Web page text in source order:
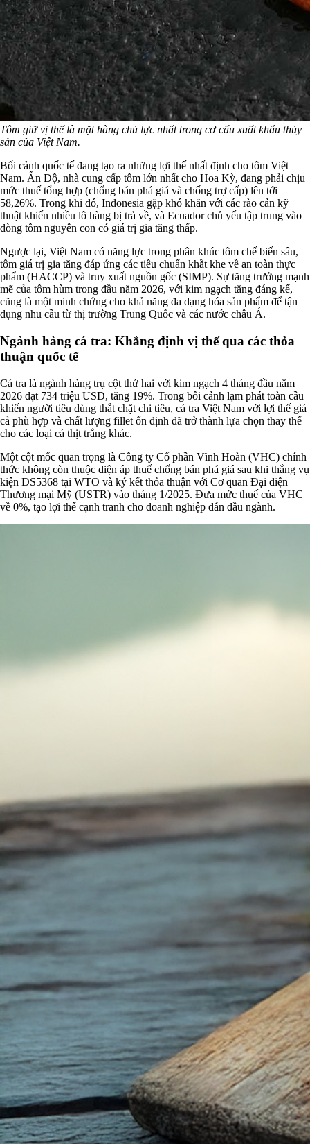
Tôm giữ vị thế là mặt hàng chủ lực nhất trong cơ cấu xuất khẩu thủy
sản của Việt Nam.
Bối cảnh quốc tế đang tạo ra những lợi thế nhất định cho tôm Việt
Nam. Ấn Độ, nhà cung cấp tôm lớn nhất cho Hoa Kỳ, đang phải chịu
mức thuế tổng hợp (chống bán phá giá và chống trợ cấp) lên tới
58,26%. Trong khi đó, Indonesia gặp khó khăn với các rào cản kỹ
thuật khiến nhiều lô hàng bị trả về, và Ecuador chủ yếu tập trung vào
dòng tôm nguyên con có giá trị gia tăng thấp.
Ngược lại, Việt Nam có năng lực trong phân khúc tôm chế biến sâu,
tôm giá trị gia tăng đáp ứng các tiêu chuẩn khắt khe về an toàn thực
phẩm (HACCP) và truy xuất nguồn gốc (SIMP). Sự tăng trưởng mạnh
mẽ của tôm hùm trong đầu năm 2026, với kim ngạch tăng đáng kể,
cũng là một minh chứng cho khả năng đa dạng hóa sản phẩm để tận
dụng nhu cầu từ thị trường Trung Quốc và các nước châu Á.
Ngành hàng cá tra: Khẳng định vị thế qua các thỏa
thuận quốc tế
Cá tra là ngành hàng trụ cột thứ hai với kim ngạch 4 tháng đầu năm
2026 đạt 734 triệu USD, tăng 19%. Trong bối cảnh lạm phát toàn cầu
khiến người tiêu dùng thắt chặt chi tiêu, cá tra Việt Nam với lợi thế giá
cả phù hợp và chất lượng fillet ổn định đã trở thành lựa chọn thay thế
cho các loại cá thịt trắng khác.
Một cột mốc quan trọng là Công ty Cổ phần Vĩnh Hoàn (VHC) chính
thức không còn thuộc diện áp thuế chống bán phá giá sau khi thắng vụ
kiện DS5368 tại WTO và ký kết thỏa thuận với Cơ quan Đại diện
Thương mại Mỹ (USTR) vào tháng 1/2025. Đưa mức thuế của VHC
về 0%, tạo lợi thế cạnh tranh cho doanh nghiệp dẫn đầu ngành.